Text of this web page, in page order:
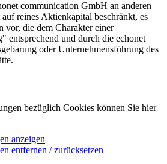
communication GmbH an anderen
reines Aktienkapital beschränkt, es
vor, die dem Charakter einer
entsprechend und durch die echonet
oder Unternehmensführung des
bezüglich Cookies können Sie hier
anzeigen
entfernen / zurücksetzen